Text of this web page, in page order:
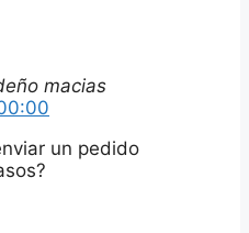
macias
un pedido